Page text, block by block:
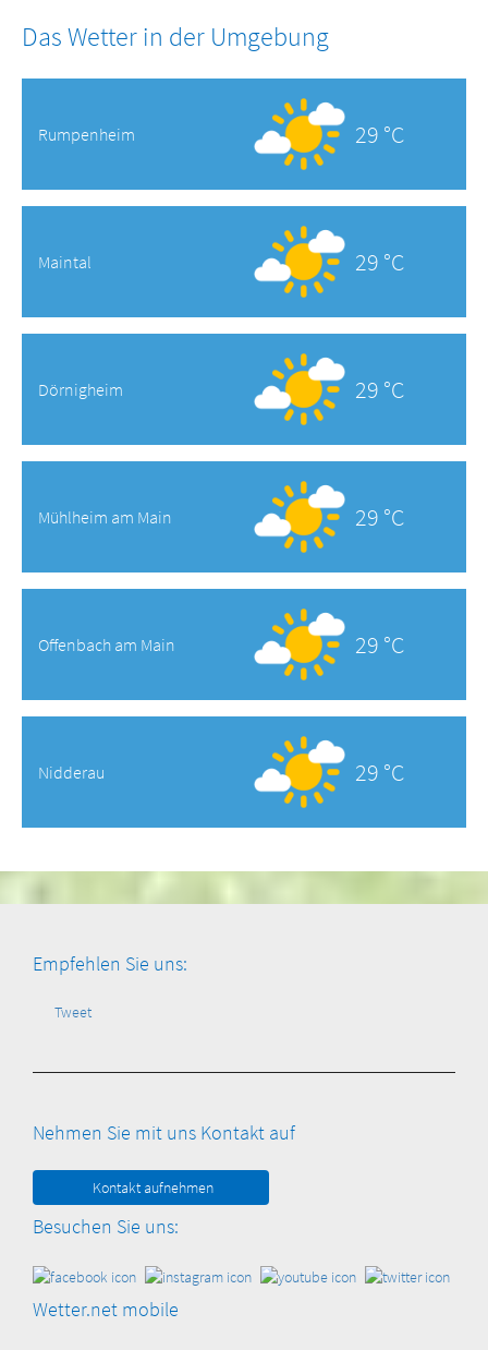
Das Wetter in der Umgebung
Rumpenheim 29 °C
Maintal 29 °C
Dörnigheim 29 °C
Mühlheim am Main 29 °C
Offenbach am Main 29 °C
Nidderau 29 °C
Empfehlen Sie uns:
Tweet
Nehmen Sie mit uns Kontakt auf
Kontakt aufnehmen
Besuchen Sie uns:
Wetter.net mobile